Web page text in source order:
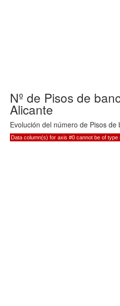
Nº de Pisos de
Alicante
Evolución del número de Pisos
Data column(s) for axis #0 cannot be of type